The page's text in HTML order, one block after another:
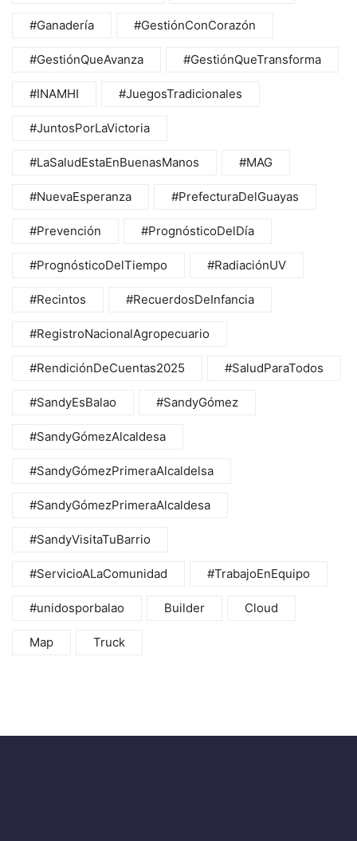
#Ganadería #GestiónConCorazón
#GestiónQueAvanza #GestiónQueTransforma
#INAMHI #JuegosTradicionales
#JuntosPorLaVictoria
#LaSaludEstaEnBuenasManos #MAG
#NuevaEsperanza #PrefecturaDelGuayas
#Prevención #PrognósticoDelDía
#PrognósticoDelTiempo #RadiaciónUV
#Recintos #RecuerdosDeInfancia
#RegistroNacionalAgropecuario
#RendiciónDeCuentas2025 #SaludParaTodos
#SandyEsBalao #SandyGómez
#SandyGómezAlcaldesa
#SandyGómezPrimeraAlcaldelsa
#SandyGómezPrimeraAlcaldesa
#SandyVisitaTuBarrio
#ServicioALaComunidad #TrabajoEnEquipo
#unidosporbalao Builder Cloud
Map Truck